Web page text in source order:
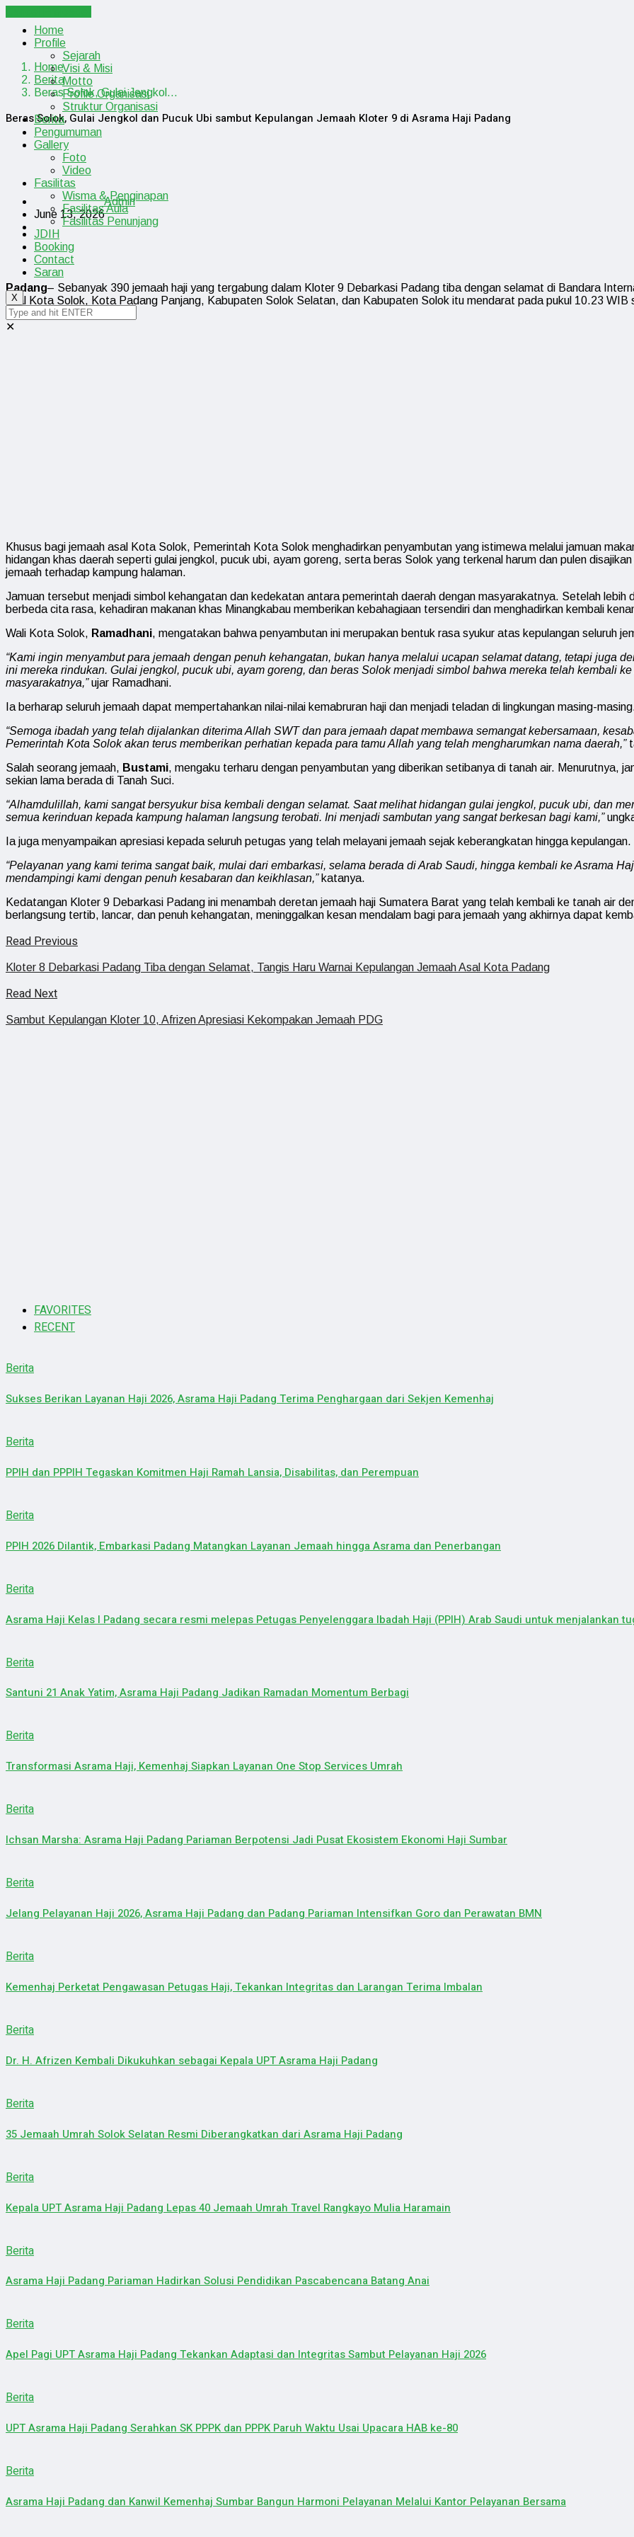
Home
Profile
Sejarah
Visi & Misi
Motto
Profile Organisasi
Struktur Organisasi
Berita
Pengumuman
Gallery
Foto
Video
Fasilitas
Wisma & Penginapan
Fasilitas Aula
Fasilitas Penunjang
JDIH
Booking
Contact
Saran
X
✕
Home
Berita
Beras Solok, Gulai Jengkol…
Beras Solok, Gulai Jengkol dan Pucuk Ubi sambut Kepulangan Jemaah Kloter 9 di Asrama Haji Padang
Admin
June 13, 2026
Padang– Sebanyak 390 jemaah haji yang tergabung dalam Kloter 9 Debarkasi Padang tiba dengan selamat di Bandara
asal Kota Solok, Kota Padang Panjang, Kabupaten Solok Selatan, dan Kabupaten Solok itu mendarat pada pukul 10.23 WIB
Sabtu (13/6/2026).
Khusus bagi jemaah asal Kota Solok, Pemerintah Kota Solok menghadirkan penyambutan yang istimewa melalui jamuan
hidangan khas daerah seperti gulai jengkol, pucuk ubi, ayam goreng, serta beras Solok yang terkenal harum dan pulen
jemaah terhadap kampung halaman.
Jamuan tersebut menjadi simbol kehangatan dan kedekatan antara pemerintah daerah dengan masyarakatnya. Setelah lebih
berbeda cita rasa, kehadiran makanan khas Minangkabau memberikan kebahagiaan tersendiri dan menghadirkan kembali
Wali Kota Solok, Ramadhani, mengatakan bahwa penyambutan ini merupakan bentuk rasa syukur atas kepulangan seluruh
“Kami ingin menyambut para jemaah dengan penuh kehangatan, bukan hanya melalui ucapan selamat datang, tetapi juga
ini mereka rindukan. Gulai jengkol, pucuk ubi, ayam goreng, dan beras Solok menjadi simbol bahwa mereka telah kembali
masyarakatnya,”ujar Ramadhani.
Ia berharap seluruh jemaah dapat mempertahankan nilai-nilai kemabruran haji dan menjadi teladan di lingkungan masing-
“Semoga ibadah yang telah dijalankan diterima Allah SWT dan para jemaah dapat membawa semangat kebersamaan,
Pemerintah Kota Solok akan terus memberikan perhatian kepada para tamu Allah yang telah mengharumkan nama daerah,”
Salah seorang jemaah, Bustami, mengaku terharu dengan penyambutan yang diberikan setibanya di tanah air. Menurutnya,
sekian lama berada di Tanah Suci.
“Alhamdulillah, kami sangat bersyukur bisa kembali dengan selamat. Saat melihat hidangan gulai jengkol, pucuk ubi, dan
semua kerinduan kepada kampung halaman langsung terobati. Ini menjadi sambutan yang sangat berkesan bagi kami,”
Ia juga menyampaikan apresiasi kepada seluruh petugas yang telah melayani jemaah sejak keberangkatan hingga kepulangan.
“Pelayanan yang kami terima sangat baik, mulai dari embarkasi, selama berada di Arab Saudi, hingga kembali ke Asrama
mendampingi kami dengan penuh kesabaran dan keikhlasan,”katanya.
Kedatangan Kloter 9 Debarkasi Padang ini menambah deretan jemaah haji Sumatera Barat yang telah kembali ke tanah air
berlangsung tertib, lancar, dan penuh kehangatan, meninggalkan kesan mendalam bagi para jemaah yang akhirnya dapat
Read Previous
Kloter 8 Debarkasi Padang Tiba dengan Selamat, Tangis Haru Warnai Kepulangan Jemaah Asal Kota Padang
Read Next
Sambut Kepulangan Kloter 10, Afrizen Apresiasi Kekompakan Jemaah PDG
FAVORITES
RECENT
Berita
Sukses Berikan Layanan Haji 2026, Asrama Haji Padang Terima Penghargaan dari Sekjen Kemenhaj
Berita
PPIH dan PPPIH Tegaskan Komitmen Haji Ramah Lansia, Disabilitas, dan Perempuan
Berita
PPIH 2026 Dilantik, Embarkasi Padang Matangkan Layanan Jemaah hingga Asrama dan Penerbangan
Berita
Asrama Haji Kelas I Padang secara resmi melepas Petugas Penyelenggara Ibadah Haji (PPIH) Arab Saudi untuk menjalankan
Berita
Santuni 21 Anak Yatim, Asrama Haji Padang Jadikan Ramadan Momentum Berbagi
Berita
Transformasi Asrama Haji, Kemenhaj Siapkan Layanan One Stop Services Umrah
Berita
Ichsan Marsha: Asrama Haji Padang Pariaman Berpotensi Jadi Pusat Ekosistem Ekonomi Haji Sumbar
Berita
Jelang Pelayanan Haji 2026, Asrama Haji Padang dan Padang Pariaman Intensifkan Goro dan Perawatan BMN
Berita
Kemenhaj Perketat Pengawasan Petugas Haji, Tekankan Integritas dan Larangan Terima Imbalan
Berita
Dr. H. Afrizen Kembali Dikukuhkan sebagai Kepala UPT Asrama Haji Padang
Berita
35 Jemaah Umrah Solok Selatan Resmi Diberangkatkan dari Asrama Haji Padang
Berita
Kepala UPT Asrama Haji Padang Lepas 40 Jemaah Umrah Travel Rangkayo Mulia Haramain
Berita
Asrama Haji Padang Pariaman Hadirkan Solusi Pendidikan Pascabencana Batang Anai
Berita
Apel Pagi UPT Asrama Haji Padang Tekankan Adaptasi dan Integritas Sambut Pelayanan Haji 2026
Berita
UPT Asrama Haji Padang Serahkan SK PPPK dan PPPK Paruh Waktu Usai Upacara HAB ke-80
Berita
Asrama Haji Padang dan Kanwil Kemenhaj Sumbar Bangun Harmoni Pelayanan Melalui Kantor Pelayanan Bersama